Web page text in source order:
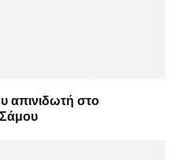
απινιδωτή στο